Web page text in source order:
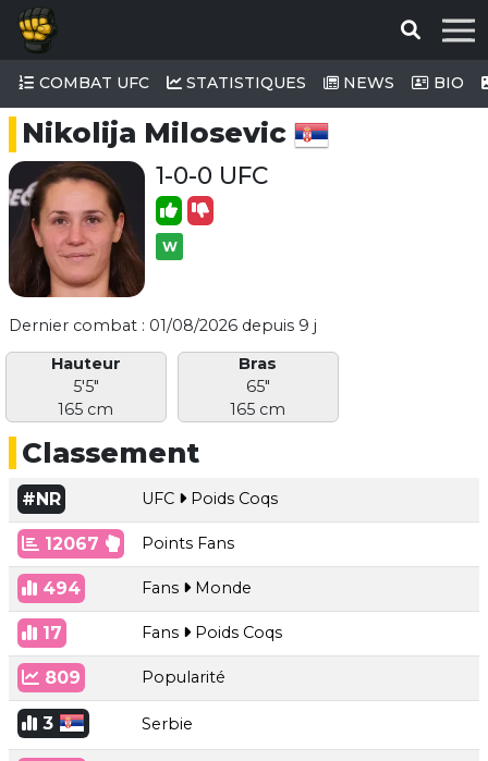
COMBAT UFC STATISTIQUES NEWS BIO
Nikolija Milosevic
1-0-0 UFC
W
Dernier combat : 01/08/2026 depuis 9 j
Hauteur
5'5"
165 cm
Bras
65"
165 cm
Classement
#NR UFC Poids Coqs
12067 Points Fans
494 Fans Monde
17 Fans Poids Coqs
809 Popularité
3 Serbie